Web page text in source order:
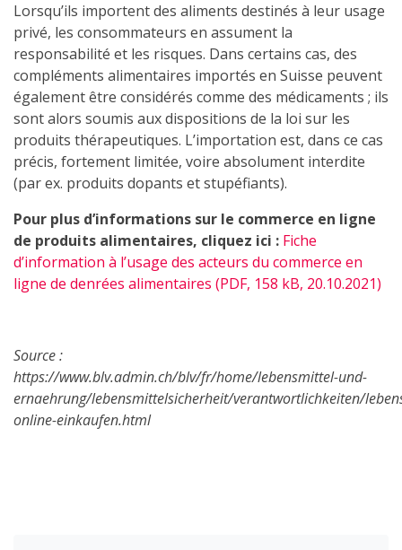
Lorsqu’ils importent des aliments destinés à leur usage
privé, les consommateurs en assument la
responsabilité et les risques. Dans certains cas, des
compléments alimentaires importés en Suisse peuvent
également être considérés comme des médicaments ; ils
sont alors soumis aux dispositions de la loi sur les
produits thérapeutiques. L’importation est, dans ce cas
précis, fortement limitée, voire absolument interdite
(par ex. produits dopants et stupéfiants).
Pour plus d’informations sur le commerce en ligne
de produits alimentaires, cliquez ici : Fiche
d’information à l’usage des acteurs du commerce en
ligne de denrées alimentaires (PDF, 158 kB, 20.10.2021)
Source :
https://www.blv.admin.ch/blv/fr/home/lebensmittel-und-
ernaehrung/lebensmittelsicherheit/verantwortlichkeiten/
online-einkaufen.html